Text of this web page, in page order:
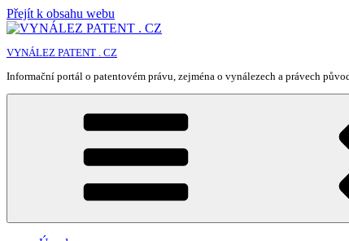
Přejít k obsahu webu
VYNÁLEZ PATENT . CZ
Informační portál o patentovém právu, zejména o vynálezech a právech